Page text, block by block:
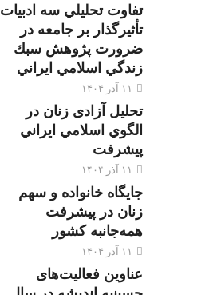
تفاوت تحليلي سه ادبيات
تأثيرگذار بر جامعه در
ضرورت پژوهش سبك
زندگي اسلامي ايراني
تحليل آزادی زنان در
الگوي اسلامي ايراني
پيشرفت
جایگاه خانواده و سهم
زنان در پیشرفت
همه‌جانبه کشور
عناوین فعالیت‌های